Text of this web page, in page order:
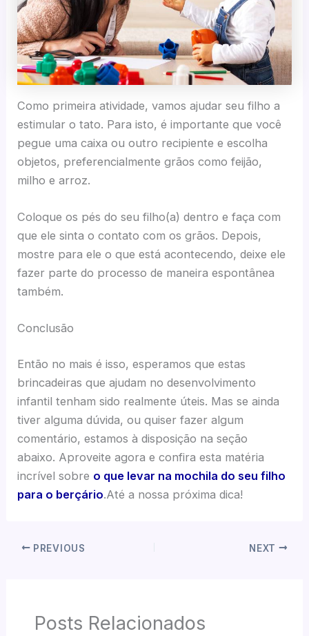
Como primeira atividade, vamos ajudar seu filho a
estimular o tato. Para isto, é importante que você
pegue uma caixa ou outro recipiente e escolha
objetos, preferencialmente grãos como feijão,
milho e arroz.
Coloque os pés do seu filho(a) dentro e faça com
que ele sinta o contato com os grãos. Depois,
mostre para ele o que está acontecendo, deixe ele
fazer parte do processo de maneira espontânea
também.
Conclusão
Então no mais é isso, esperamos que estas
brincadeiras que ajudam no desenvolvimento
infantil tenham sido realmente úteis. Mas se ainda
tiver alguma dúvida, ou quiser fazer algum
comentário, estamos à disposição na seção
abaixo. Aproveite agora e confira esta matéria
incrível sobre o que levar na mochila do seu filho
para o berçário.Até a nossa próxima dica!
PREVIOUS NEXT
Posts Relacionados